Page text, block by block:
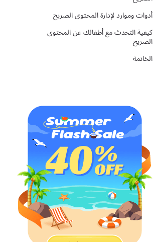
أدوات وموارد لإدارة المحتوى الصريح
كيفية التحدث مع أطفالك عن المحتوى
الصريح
الخاتمة